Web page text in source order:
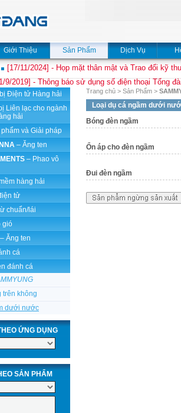
Giới Thiệu Sản Phẩm Dịch Vụ
[17/11/2024] - Họp mặt thân mật và Trao đổi kỹ
9/2019] - Thông báo sử dụng số điện thoại Tổng
Điện tử Hàng hải
Liên lạc cho ngành
hải
và Giải pháp
– Ăng ten
– Phao vô
hàng hải
tử
chuẩn/lái
gió
– Ăng ten
cá
đánh cá
trên không
dưới nước
ỨNG DỤNG
SẢN PHẨM
Trang chủ > Sản Phẩm >
Loại dụ cá ngầm dưới
Bóng đèn ngầm
Ổn áp cho đèn ngầm
Đui đèn ngầm